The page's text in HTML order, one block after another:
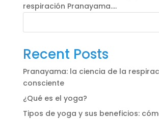
respiración Pranayama....
Recent Posts
Pranayama: la ciencia de la
consciente
¿Qué es el yoga?
Tipos de yoga y sus beneficios: